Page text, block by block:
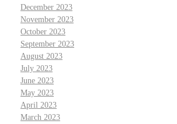
December 2023
November 2023
October 2023
September 2023
August 2023
July 2023
June 2023
May 2023
April 2023
March 2023